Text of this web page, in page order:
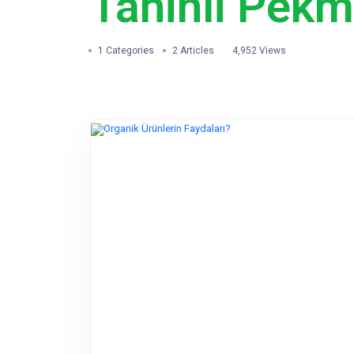
1 Categories 2 Articles 4,952 Views